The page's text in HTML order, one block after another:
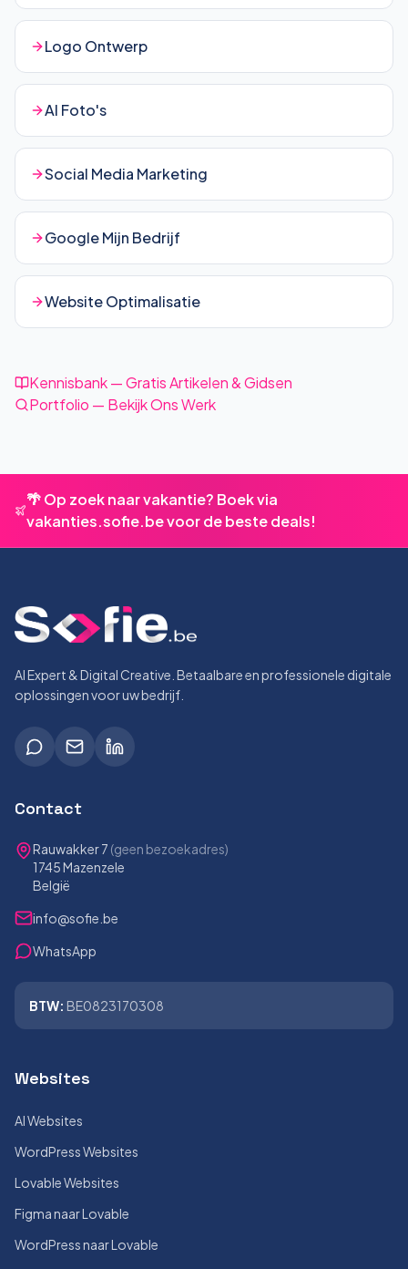
Logo Ontwerp
AI Foto's
Social Media Marketing
Google Mijn Bedrijf
Website Optimalisatie
Kennisbank — Gratis Artikelen & Gidsen
Portfolio — Bekijk Ons Werk
🌴 Op zoek naar vakantie? Boek via
vakanties.sofie.be voor de beste deals!
AI Expert & Digital Creative. Betaalbare en professionele digitale
oplossingen voor uw bedrijf.
Contact
Rauwakker 7 (geen bezoekadres)
1745 Mazenzele
België
info@sofie.be
WhatsApp
BTW: BE0823170308
Websites
AI Websites
WordPress Websites
Lovable Websites
Figma naar Lovable
WordPress naar Lovable